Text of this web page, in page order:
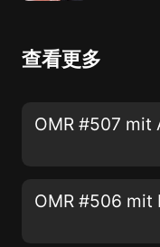
查看更多